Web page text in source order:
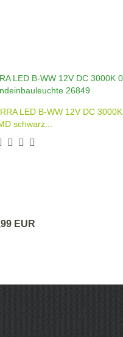
LED B-WW 12V DC 3000K
schwarz...
EUR